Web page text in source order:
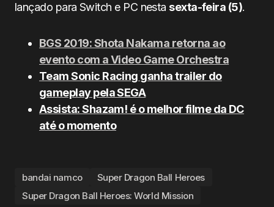
lançado para Switch e PC nesta sexta-feira (5).
BGS 2019: Shota Nakama retorna ao
evento com a Video Game Orchestra
Team Sonic Racing ganha trailer do
gameplay pela SEGA
Assista: Shazam! é o melhor filme da DC
até o momento
bandai namco
Super Dragon Ball Heroes
Super Dragon Ball Heroes: World Mission